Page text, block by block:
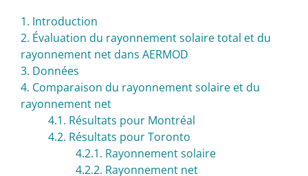
1. Introduction
2. Évaluation du rayonnement solaire total et du
rayonnement net dans AERMOD
3. Données
4. Comparaison du rayonnement solaire et du
rayonnement net
4.1. Résultats pour Montréal
4.2. Résultats pour Toronto
4.2.1. Rayonnement solaire
4.2.2. Rayonnement net